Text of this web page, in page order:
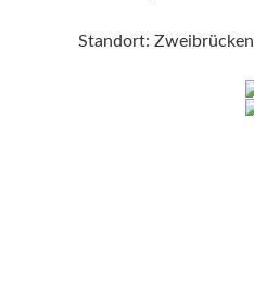
Standort: Zweibrücken